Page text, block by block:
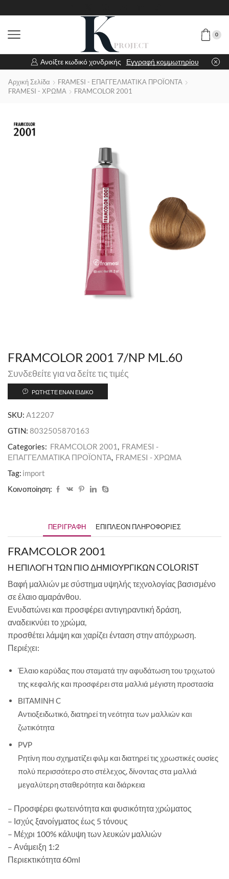
0
Ανοίξτε κωδικό χονδρικής Εγγραφή κομμωτηρίου
Αρχική Σελίδα
FRAMESI - ΕΠΑΓΓΕΛΜΑΤΙΚΑ ΠΡΟΪΟΝΤΑ
FRAMESI - ΧΡΩΜΑ
FRAMCOLOR 2001
FRAMCOLOR 2001 7/NP ML.60
Συνδεθείτε για να δείτε τις τιμές
ΡΩΤΉΣΤΕ ΈΝΑΝ ΕΙΔΙΚΌ
SKU: A12207
GTIN: 8032505870163
Categories: FRAMCOLOR 2001, FRAMESI -
ΕΠΑΓΓΕΛΜΑΤΙΚΑ ΠΡΟΪΟΝΤΑ, FRAMESI - ΧΡΩΜΑ
Tag: import
Κοινοποίηση:
ΠΕΡΙΓΡΑΦΉ ΕΠΙΠΛΈΟΝ ΠΛΗΡΟΦΟΡΊΕΣ
FRAMCOLOR 2001
Η ΕΠΙΛΟΓΗ ΤΩΝ ΠΙΟ ΔΗΜΙΟΥΡΓΙΚΩΝ COLORIST
Βαφή μαλλιών με σύστημα υψηλής τεχνολογίας βασισμένο
σε έλαιο αμαράνθου.
Ενυδατώνει και προσφέρει αντιγηραντική δράση,
αναδεικνύει το χρώμα,
προσθέτει λάμψη και χαρίζει ένταση στην απόχρωση.
Περιέχει:
Έλαιο καρύδας που σταματά την αφυδάτωση του τριχωτού
της κεφαλής και προσφέρει στα μαλλιά μέγιστη προστασία
ΒΙΤΑΜΙΝΗ C
Αντιοξειδωτικό, διατηρεί τη νεότητα των μαλλιών και
ζωτικότητα
PVP
Ρητίνη που σχηματίζει φιλμ και διατηρεί τις χρωστικές ουσίες
πολύ περισσότερο στο στέλεχος, δίνοντας στα μαλλιά
μεγαλύτερη σταθερότητα και διάρκεια
– Προσφέρει φωτεινότητα και φυσικότητα χρώματος
– Ισχύς ξανοίγματος έως 5 τόνους
– Μέχρι 100% κάλυψη των λευκών μαλλιών
– Ανάμειξη 1:2
Περιεκτικότητα 60ml